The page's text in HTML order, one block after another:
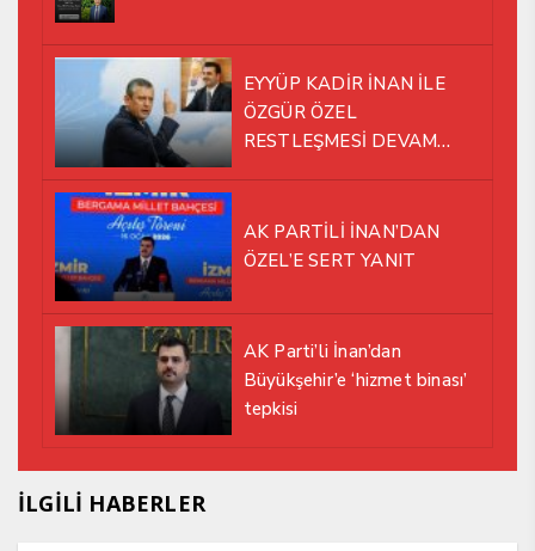
EYYÜP KADİR İNAN İLE
ÖZGÜR ÖZEL
RESTLEŞMESİ DEVAM
AK PARTİLİ İNAN’DAN
ÖZEL’E SERT YANIT
AK Parti’li İnan’dan
Büyükşehir’e ‘hizmet binası’
tepkisi
İLGİLİ HABERLER